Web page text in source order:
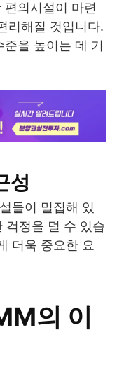
의시설이 마련
리해질 것입니다.
을 높이는 데 기
성
들이 밀집해 있
걱정을 덜 수 있습
더욱 중요한 요
의 이